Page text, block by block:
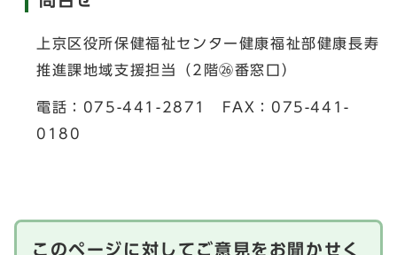
上京区役所保健福祉センター健康福祉部健康長寿
推進課地域支援担当（2階㉖番窓口）
電話：075-441-2871 FAX：075-441-
0180
このページに対してご意見をお聞かせく